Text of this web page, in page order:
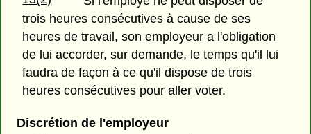
trois heures consécutives à cause de ses
heures de travail, son employeur a l'obligation
de lui accorder, sur demande, le temps qu'il lui
faudra de façon à ce qu'il dispose de trois
heures consécutives pour aller voter.
Discrétion de l'employeur